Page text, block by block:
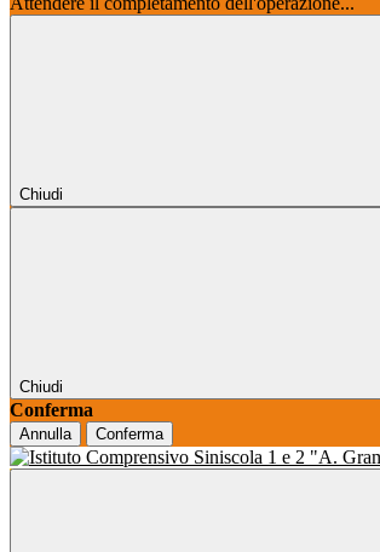
Chiudi
Chiudi
Conferma
Annulla Conferma